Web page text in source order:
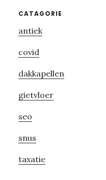
Primary
Sidebar
CATAGORIE
antiek
covid
dakkapellen
gietvloer
seo
snus
taxatie